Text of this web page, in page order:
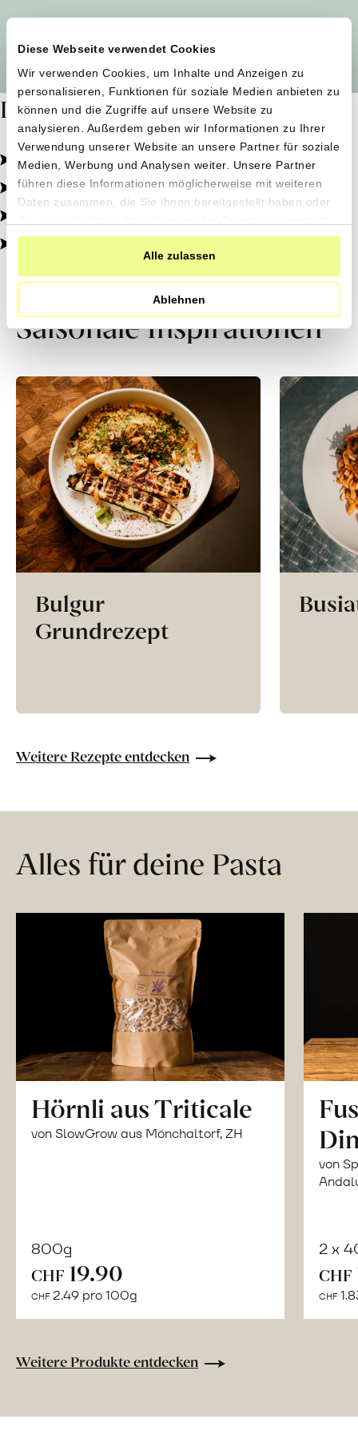
Diese Webseite verwendet Cookies
Wir verwenden Cookies, um Inhalte und Anzeigen zu
personalisieren, Funktionen für soziale Medien anbieten zu
können und die Zugriffe auf unsere Website zu
analysieren. Außerdem geben wir Informationen zu Ihrer
Verwendung unserer Website an unsere Partner für soziale
Medien, Werbung und Analysen weiter. Unsere Partner
führen diese Informationen möglicherweise mit weiteren
Daten zusammen, die Sie ihnen bereitgestellt haben oder
haben.
Alle zulassen
Ablehnen
Dafür stehen wir
Pestizidfrei angebaut, schonend verarbeitet.
Natürliche Zutaten, echter Geschmack.
Von kleinen Höfen, direkt zu dir.
100% transparent, 0% Zusatzstoffe.
Saisonale Inspirationen
Bulgur
Grundrezept
Weitere Rezepte entdecken
Alles für deine Pasta
Hörnli aus Triticale
von SlowGrow aus Mönchaltorf, ZH
800g
CHF 19.90
CHF 2.49 pro 100g
von
2 x
CHF
CHF
Weitere Produkte entdecken